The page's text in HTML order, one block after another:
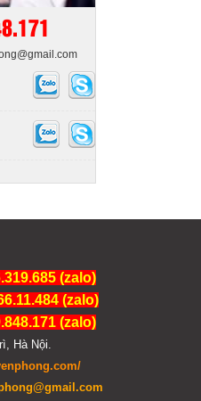
(zalo)
(zalo)
(zalo)
Hà Nội.